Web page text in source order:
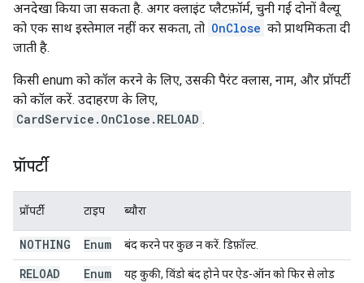
अनदेखा किया जा सकता है. अगर क्लाइंट प्लैटफ़ॉर्म, चुनी गई दोनों वैल्यू
को एक साथ इस्तेमाल नहीं कर सकता, तो OnClose को प्राथमिकता दी
जाती है.
किसी enum को कॉल करने के लिए, उसकी पैरंट क्लास, नाम, और प्रॉपर्टी
को कॉल करें. उदाहरण के लिए,
CardService.OnClose.RELOAD .
प्रॉपर्टी
प्रॉपर्टी टाइप ब्यौरा
NOTHING Enum बंद करने पर कुछ न करें. डिफ़ॉल्ट.
RELOAD Enum
यह कुकी, विंडो बंद होने पर ऐड-ऑन को फिर से लोड